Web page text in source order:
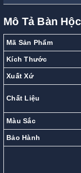
Mô Tả Bàn
Mã Sản Phẩm
Kích Thước
Xuất Xứ
Chất Liệu
Màu Sắc
Bảo Hành